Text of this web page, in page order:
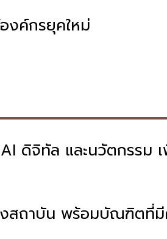
งค์กรยุคใหม่
ดิจิทัล และนวัตกรรม
ถาบัน พร้อมบัณฑิตที่มี